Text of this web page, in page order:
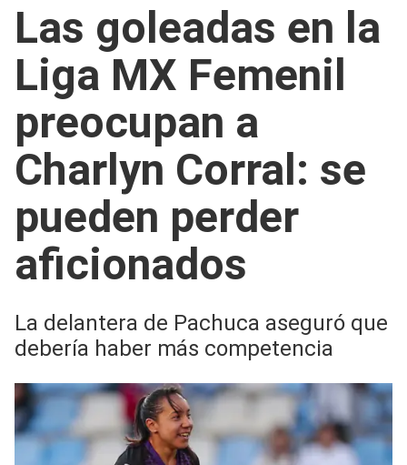
Las goleadas en la
Liga MX Femenil
preocupan a
Charlyn Corral: se
pueden perder
aficionados
La delantera de Pachuca aseguró que
debería haber más competencia